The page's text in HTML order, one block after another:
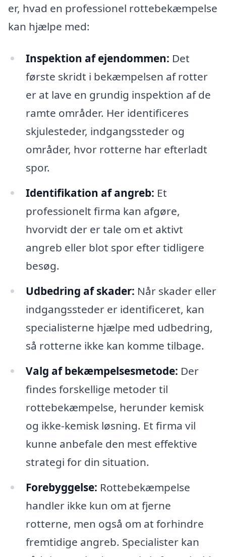
er, hvad en professionel rottebekæmpelse
kan hjælpe med:
Inspektion af ejendommen: Det
første skridt i bekæmpelsen af rotter
er at lave en grundig inspektion af de
ramte områder. Her identificeres
skjulesteder, indgangssteder og
områder, hvor rotterne har efterladt
spor.
Identifikation af angreb: Et
professionelt firma kan afgøre,
hvorvidt der er tale om et aktivt
angreb eller blot spor efter tidligere
besøg.
Udbedring af skader: Når skader eller
indgangssteder er identificeret, kan
specialisterne hjælpe med udbedring,
så rotterne ikke kan komme tilbage.
Valg af bekæmpelsesmetode: Der
findes forskellige metoder til
rottebekæmpelse, herunder kemisk
og ikke-kemisk løsning. Et firma vil
kunne anbefale den mest effektive
strategi for din situation.
Forebyggelse: Rottebekæmpelse
handler ikke kun om at fjerne
rotterne, men også om at forhindre
fremtidige angreb. Specialister kan